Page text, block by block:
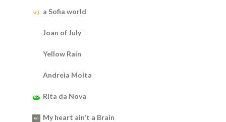
a Sofia world
Joan of July
Yellow Rain
Andreia Moita
Rita da Nova
My heart ain't a Brain